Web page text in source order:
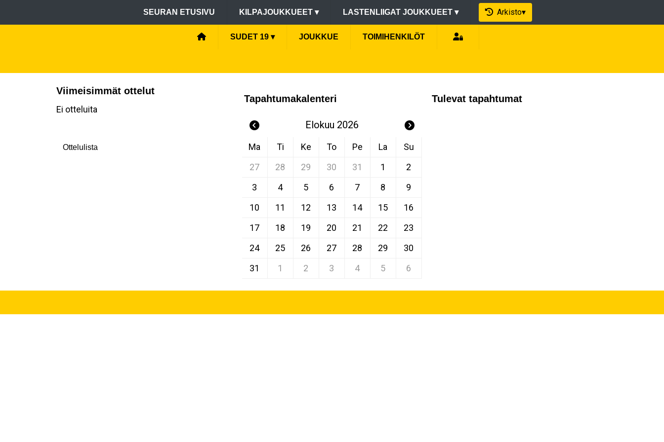
SEURAN ETUSIVU KILPAJOUKKUEET ▾ LASTENLIIGAT JOUKKUEET ▾ Arkisto▾
SUDET 19 ▾ JOUKKUE TOIMIHENKILÖT
Viimeisimmät ottelut
Ei otteluita
Ottelulista
Tapahtumakalenteri
Elokuu 2026
Ma Ti Ke To Pe La
Su
27
28 29 30 31 1
2
3
4 5 6 7 8
9
10
11 12 13 14 15
16
17
18 19 20 21 22
23
24
25 26 27 28 29
30
31
1 2 3 4 5 6
Tulevat tapahtumat